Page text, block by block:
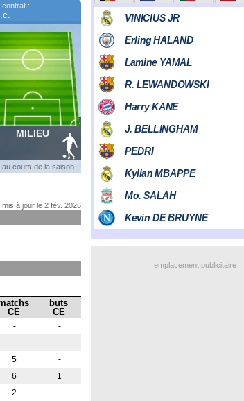
contrat :
MILIEU
cours de la saison
mis à jour le 2 fév. 2026
CE
buts
CE
-
-
-
-
5
-
6
1
2
-
emplacement publicitaire